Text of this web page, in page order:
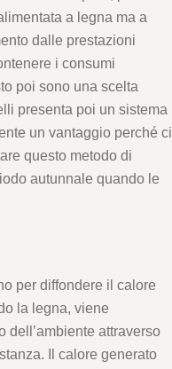
a legna ma a
dalle prestazioni
i consumi
poi sono una scelta
presenta poi un sistema
un vantaggio perché ci
questo metodo di
autunnale quando le
per diffondere il calore
la legna, viene
dell’ambiente attraverso
Il calore generato